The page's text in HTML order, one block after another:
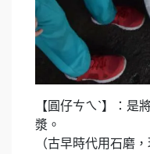
【圓仔ㄘㄟˋ】：是
漿。
（古早時代用石磨